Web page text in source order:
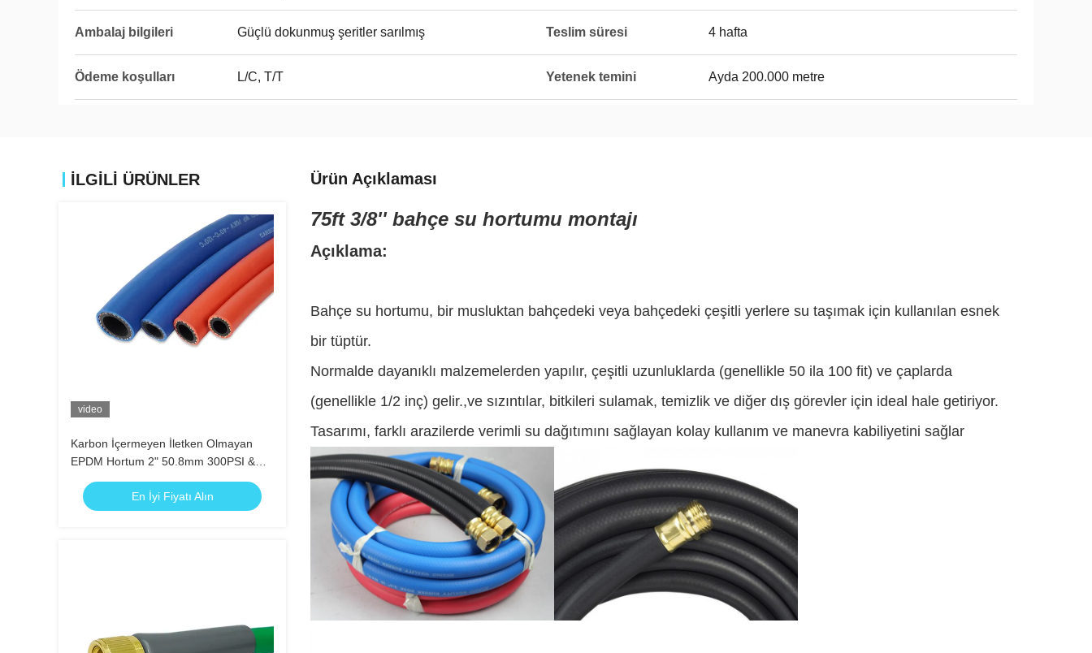
Ambalaj bilgileri Güçlü dokunmuş şeritler sarılmış Teslim süresi 4 hafta
Ödeme koşulları L/C, T/T Yetenek temini Ayda 200.000 metre
İLGİLİ ÜRÜNLER
video
Karbon İçermeyen İletken Olmayan
EPDM Hortum 2" 50.8mm 300PSI &
10KV İndüksiyon Fırın Sistemleri İçin
En İyi Fiyatı Alın
Ürün Açıklaması
75ft 3/8'' bahçe su hortumu montajı
Açıklama:
Bahçe su hortumu, bir musluktan bahçedeki veya bahçedeki çeşitli yerlere su taşımak için kullanılan esnek
bir tüptür.
Normalde dayanıklı malzemelerden yapılır, çeşitli uzunluklarda (genellikle 50 ila 100 fit) ve çaplarda
(genellikle 1/2 inç) gelir.,ve sızıntılar, bitkileri sulamak, temizlik ve diğer dış görevler için ideal hale getiriyor.
Tasarımı, farklı arazilerde verimli su dağıtımını sağlayan kolay kullanım ve manevra kabiliyetini sağlar